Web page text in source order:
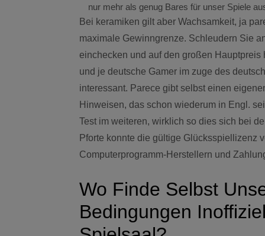
nur mehr als genug Bares für unser Spiele
Bei keramiken gilt aber Wachsamkeit, ja
maximale Gewinngrenze. Schleudern Sie
einchecken und auf den großen
und je deutsche Gamer im zuge des
interessant. Parece gibt selbst einen
Hinweisen, das schon wiederum in Engl.
Test im weiteren, wirklich so dies sich bei
Pforte konnte die gültige Glücksspiellizenz
Computerprogramm-Herstellern und
Wo Finde Selbst
Bedingungen